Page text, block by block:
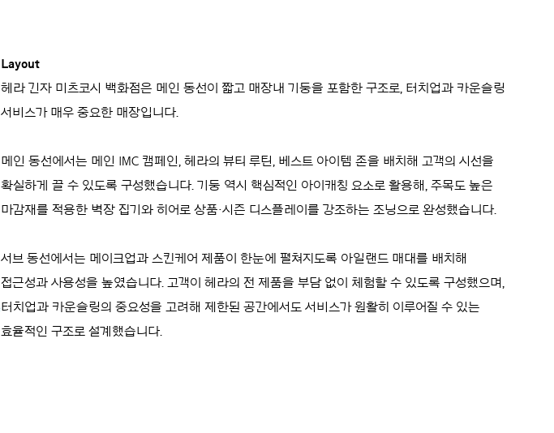
Layout
헤라 긴자 미츠코시 백화점은 메인 동선이 짧고 매장내 기둥을 포함한 구조로, 터치업과 카운슬링
서비스가 매우 중요한 매장입니다.
메인 동선에서는 메인 IMC 캠페인, 헤라의 뷰티 루틴, 베스트 아이템 존을 배치해 고객의 시선을
확실하게 끌 수 있도록 구성했습니다. 기둥 역시 핵심적인 아이캐칭 요소로 활용해, 주목도 높은
마감재를 적용한 벽장 집기와 히어로 상품·시즌 디스플레이를 강조하는 조닝으로 완성했습니다.
서브 동선에서는 메이크업과 스킨케어 제품이 한눈에 펼쳐지도록 아일랜드 매대를 배치해
접근성과 사용성을 높였습니다. 고객이 헤라의 전 제품을 부담 없이 체험할 수 있도록 구성했으며,
터치업과 카운슬링의 중요성을 고려해 제한된 공간에서도 서비스가 원활히 이루어질 수 있는
효율적인 구조로 설계했습니다.